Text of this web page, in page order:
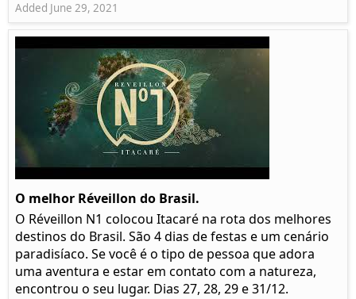
Added June 29, 2021
O melhor Réveillon do Brasil.
O Réveillon N1 colocou Itacaré na rota dos melhores
destinos do Brasil. São 4 dias de festas e um cenário
paradisíaco. Se você é o tipo de pessoa que adora
uma aventura e estar em contato com a natureza,
encontrou o seu lugar. Dias 27, 28, 29 e 31/12.